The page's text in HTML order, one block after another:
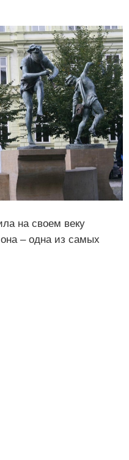
на своем веку
– одна из самых